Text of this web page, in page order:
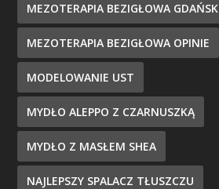
MEZOTERAPIA BEZIGŁOWA GDAŃSK
MEZOTERAPIA BEZIGŁOWA OPINIE
MODELOWANIE UST
MYDŁO ALEPPO Z CZARNUSZKĄ
MYDŁO Z MASŁEM SHEA
NAJLEPSZY SPALACZ TŁUSZCZU